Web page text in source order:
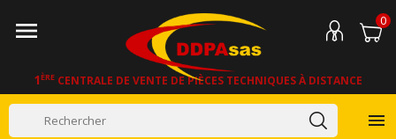
 0
1ÈRE CENTRALE DE VENTE DE PIÈCES TECHNIQUES À DISTANCE
